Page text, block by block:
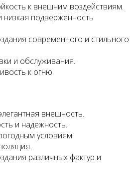
к внешним воздействиям.
низкая подверженность
современного и стильного
и обслуживания.
к огню.
внешность.
и надежность.
условиям.
различных фактур и